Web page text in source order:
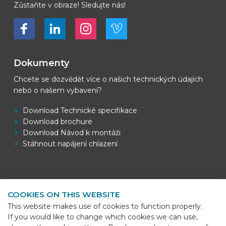
Zůstaňte v obraze! Sledujte nás!
Bekijk ons op FacebookBekijk ons op LinkedInBekijk ons op LinkedInBekijk ons op Vimeo
Dokumenty
Chcete se dozvědět více o našich technických údajích
nebo o našem vybavení?
Download Technické specifikace
Download brochure
Download Návod k montáži
Stáhnout napájení chlazení
BEKS Systems
Meerheide 58
5521 DZ Eersel
COOKIES ON THIS WEBSITE
This website makes use of cookies to function properly.
If you would like to change which cookies we can use,